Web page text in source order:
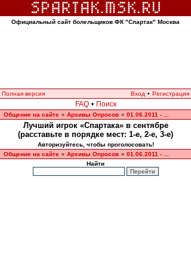
Официальный сайт болельщиков ФК "Спартак" Москва
Полная версия Вход • Регистрация
FAQ • Поиск
Общение на сайте » Архивы Опросов » 01.06.2011 - ...
Лучший игрок «Спартака» в сентябре
(расставьте в порядке мест: 1-е, 2-е, 3-е)
Авторизуйтесь, чтобы проголосовать!
Общение на сайте » Архивы Опросов » 01.06.2011 - ...
Найти